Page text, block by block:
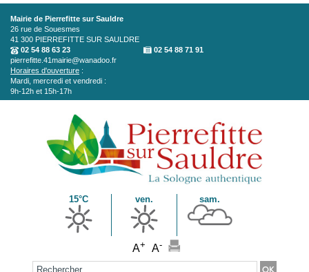
Aller au contenu principal
Mairie de Pierrefitte sur Sauldre
26 rue de Souesmes
41 300 PIERREFITTE SUR SAULDRE
02 54 88 63 23
02 54 88 71 91
pierrefitte.41mairie@wanadoo.fr
Horaires d'ouverture :
Mardi, mercredi et vendredi :
9h-12h et 15h-17h
15°C ven. sam.
A+ A-
Formulaire de recherche